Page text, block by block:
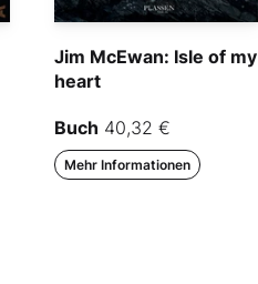
Jim McEwan: Isle of my
heart
Buch 40,32 €
Mehr Informationen